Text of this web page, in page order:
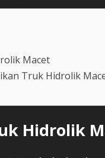
Macet
Truk Hidrolik
Hidrolik